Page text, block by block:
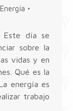
Este día se
sobre la
vidas y en
Qué es la
energía es
trabajo